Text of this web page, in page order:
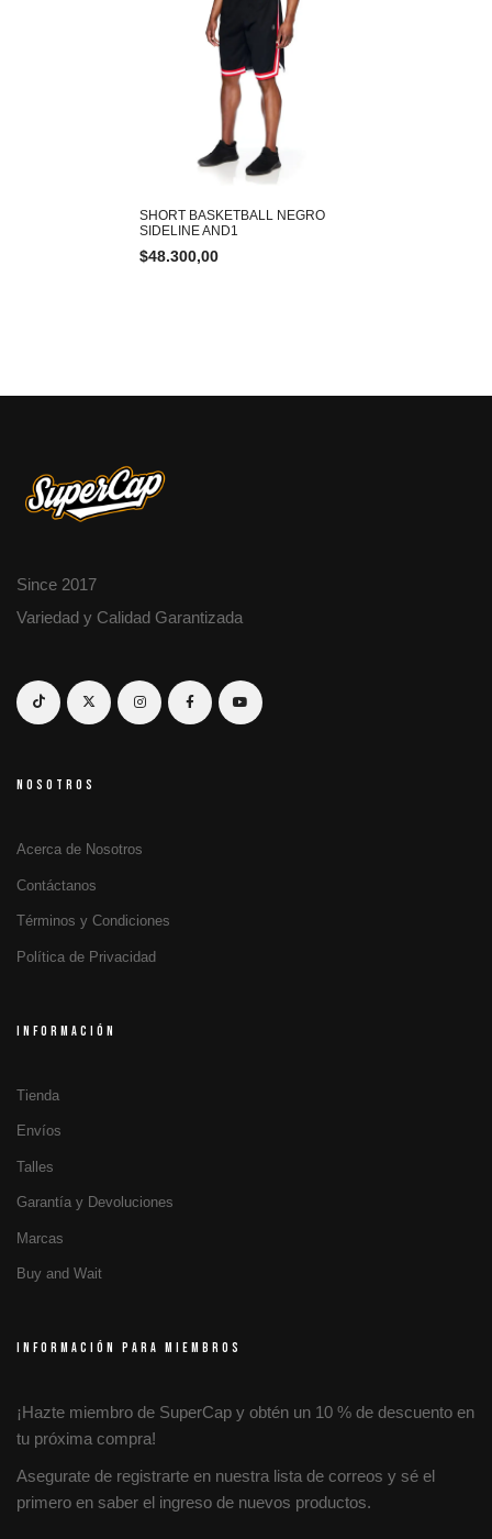
SHORT BASKETBALL NEGRO
SIDELINE AND1
$48.300,00
Since 2017
Variedad y Calidad Garantizada
NOSOTROS
Acerca de Nosotros
Contáctanos
Términos y Condiciones
Política de Privacidad
INFORMACIÓN
Tienda
Envíos
Talles
Garantía y Devoluciones
Marcas
Buy and Wait
INFORMACIÓN PARA MIEMBROS
¡Hazte miembro de SuperCap y obtén un 10 % de descuento en
tu próxima compra!
Asegurate de registrarte en nuestra lista de correos y sé el
primero en saber el ingreso de nuevos productos.